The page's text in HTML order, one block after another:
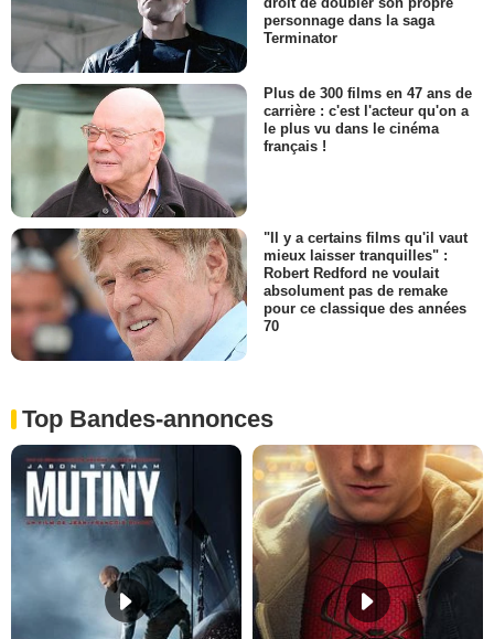
personnage dans la saga
Terminator
Plus de 300 films en 47 ans de
carrière : c'est l'acteur qu'on a
le plus vu dans le cinéma
français !
"Il y a certains films qu'il vaut
mieux laisser tranquilles" :
Robert Redford ne voulait
absolument pas de remake
pour ce classique des années
70
Top Bandes-annonces